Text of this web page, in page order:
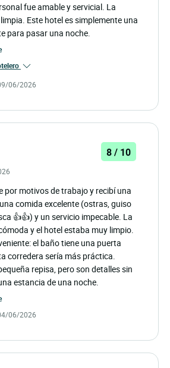
fue amable y servicial. La
Este hotel es simplemente una
para pasar una noche.
06/2026
8 / 10
por motivos de trabajo y recibí una
comida excelente (ostras, guiso
👍👍) y un servicio impecable. La
y el hotel estaba muy limpio.
el baño tiene una puerta
corredera sería más práctica.
repisa, pero son detalles sin
estancia de una noche.
06/2026